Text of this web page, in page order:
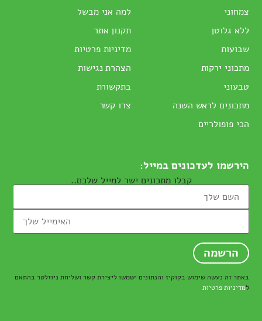
צמחוני
ללא גלוטן
שבועות
מתכוני ירקות
טבעוני
מתכונים לראש השנה
הכי פופולריים
למה אני מבשל
תקנון אתר
מדיניות פרטיות
הצהרת נגישות
בתקשורת
צרו קשר
הירשמו לעדכונים במייל:
קבלו מתכונים ישר למייל שלכם..
באתר זה נעשה שימוש בקוקיז והנתונים ישמשו ליצירת קשר ושליחת ניוזלטר בהתאם
למדיניות פרטיות